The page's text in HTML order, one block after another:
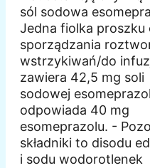
sól sodowa
Jedna fiolka proszku
sporządzania
wstrzykiwań/do
zawiera 42,5 mg soli
sodowej
odpowiada 40 mg
esomeprazolu. -
składniki to disodu
i sodu wodorotlenek